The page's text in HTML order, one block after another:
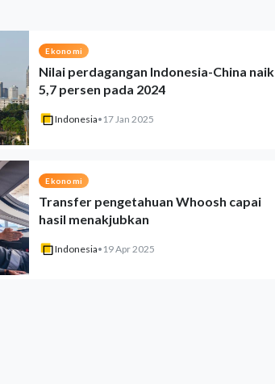
Ekonomi
Nilai perdagangan Indonesia-China naik
5,7 persen pada 2024
Indonesia• 17 Jan 2025
Ekonomi
Transfer pengetahuan Whoosh capai
hasil menakjubkan
Indonesia• 19 Apr 2025